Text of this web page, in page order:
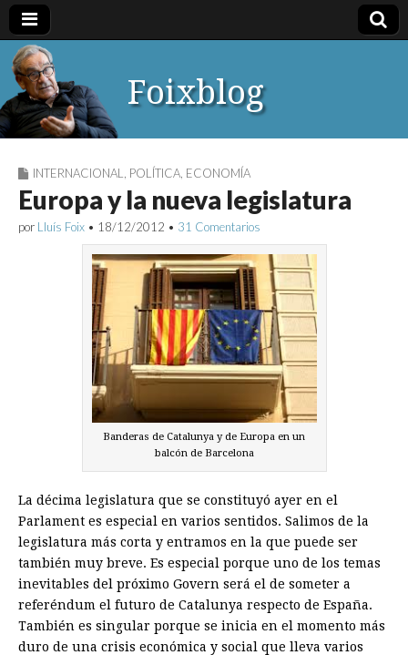
Foixblog
INTERNACIONAL POLÍTICA ECONOMÍA
Europa y la nueva legislatura
por Lluís Foix • 18/12/2012 • 31 Comentarios
Banderas de Catalunya y de Europa en un
balcón de Barcelona
La décima legislatura que se constituyó ayer en el
Parlament es especial en varios sentidos. Salimos de la
legislatura más corta y entramos en la que puede ser
también muy breve. Es especial porque uno de los temas
inevitables del próximo Govern será el de someter a
referéndum el futuro de Catalunya respecto de España.
También es singular porque se inicia en el momento más
duro de una crisis económica y social que lleva varios